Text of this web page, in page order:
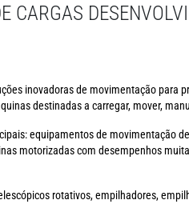
CARGAS
inovadoras de movimentação para
destinadas a carregar, mover,
equipamentos de movimentação
motorizadas com desempenhos
rotativos, empilhadores,